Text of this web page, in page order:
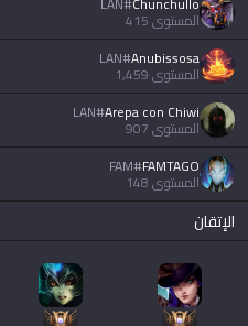
المستوى415
Anubissosa
#
LAN
المستوى1,459
Arepa con Chiwi
#
LAN
المستوى907
FAMTAGO
#
FAM
المستوى148
الإتقان